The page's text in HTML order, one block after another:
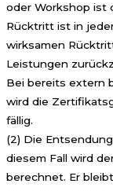
oder Workshop ist
Rücktritt ist in
wirksamen
Leistungen
Bei bereits extern
wird die
fällig.
(2) Die
diesem Fall wird
berechnet. Er